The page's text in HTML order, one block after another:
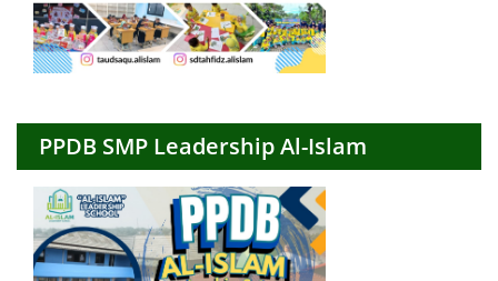
PPDB SMP Leadership Al-Islam